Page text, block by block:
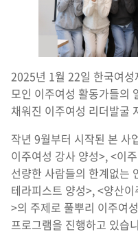
2025년 1월 22일 한국여성
모인 이주여성 활동가들의
채워진 이주여성 리더발굴
작년 9월부터 시작된 본 사
이주여성 강사 양성>, <이
선량한 사람들의 한계없는
테라피스트 양성>, <양산
>의 주제로 풀뿌리 이주여
프로그램을 진행하고 있습